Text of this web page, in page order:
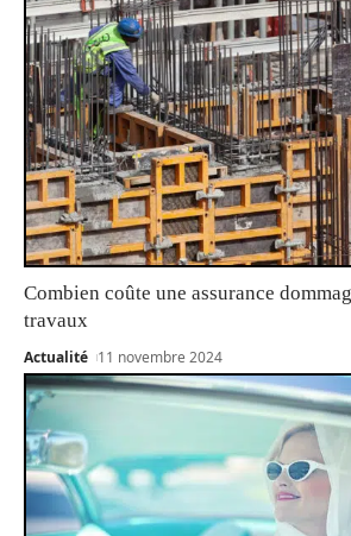
Combien coûte une assurance
travaux
Actualité 11 novembre 2024